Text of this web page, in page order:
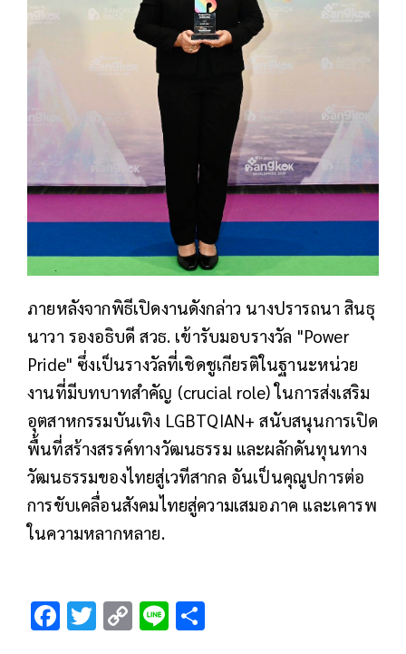
ภายหลังจากพิธีเปิดงานดังกล่าว นางปรารถนา สินธุ
นาวา รองอธิบดี สวธ. เข้ารับมอบรางวัล "Power
Pride" ซึ่งเป็นรางวัลที่เชิดชูเกียรติในฐานะหน่วย
งานที่มีบทบาทสำคัญ (crucial role) ในการส่งเสริม
อุตสาหกรรมบันเทิง LGBTQIAN+ สนับสนุนการเปิด
พื้นที่สร้างสรรค์ทางวัฒนธรรม และผลักดันทุนทาง
วัฒนธรรมของไทยสู่เวทีสากล อันเป็นคุณูปการต่อ
การขับเคลื่อนสังคมไทยสู่ความเสมอภาค และเคารพ
ในความหลากหลาย.
F T C Li